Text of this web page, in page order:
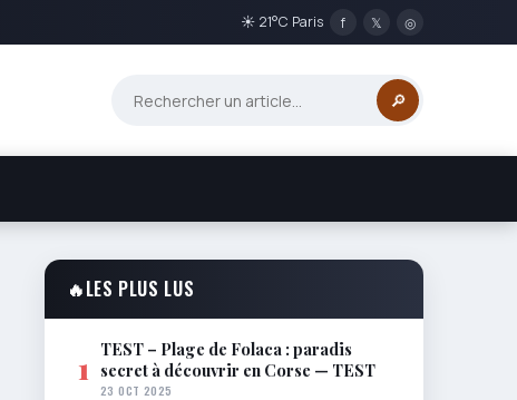
☀ 21°C Paris f 𝕏 ◎
🔎
🔥LES PLUS LUS
1 TEST – Plage de Folaca : paradis
secret à découvrir en Corse — TEST
23 OCT 2025